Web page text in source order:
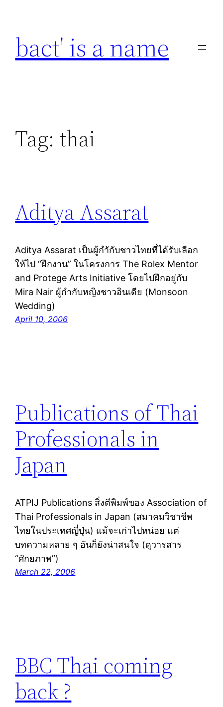
content
bact' is a name
Tag: thai
Aditya Assarat
Aditya Assarat เป็นผู้กำักับชาวไทยที่ได้รับเลือก
ให้ไป “ฝึกงาน” ในโครงการ The Rolex Mentor
and Protege Arts Initiative โดยไปฝึกอยู่กับ
Mira Nair ผู้กำกับหญิงชาวอินเดีย (Monsoon
Wedding)
April 10, 2006
Publications of Thai
Professionals in
Japan
ATPIJ Publications สิ่งตีพิมพ์ของ Association of
Thai Professionals in Japan (สมาคมวิชาชีพ
ไทยในประเทศญี่ปุ่น) แม้จะเก่าไปหน่อย แต่
บทความหลาย ๆ อันก็ยังน่าสนใจ (ดูวารสาร
“ศักยภาพ”)
March 22, 2006
BBC Thai coming
back ?